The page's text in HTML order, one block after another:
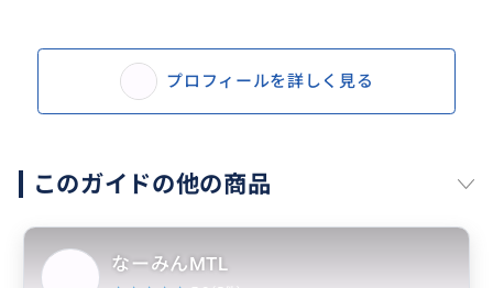
プロフィールを詳しく見る
このガイドの他の商品
なーみんMTL